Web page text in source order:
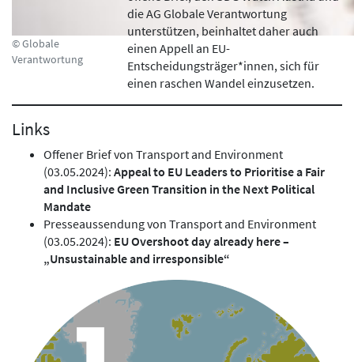
© Globale
Verantwortung
die AG Globale Verantwortung
unterstützen, beinhaltet daher auch
einen Appell an EU-
Entscheidungsträger*innen, sich für
einen raschen Wandel einzusetzen.
Links
Offener Brief von Transport and Environment
(03.05.2024): Appeal to EU Leaders to Prioritise a Fair
and Inclusive Green Transition in the Next Political
Mandate
Presseaussendung von Transport and Environment
(03.05.2024): EU Overshoot day already here –
„Unsustainable and irresponsible“